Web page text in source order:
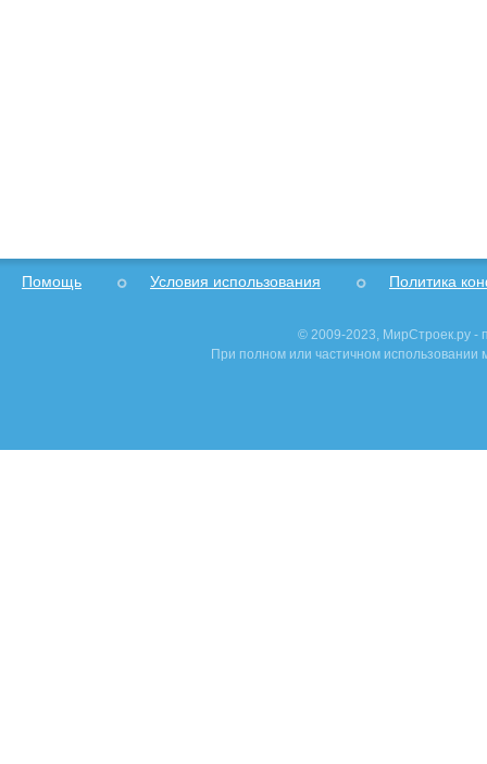
Помощь Условия использования Политика
© 2009-2023, МирСтроек.ру -
При полном или частичном использовании